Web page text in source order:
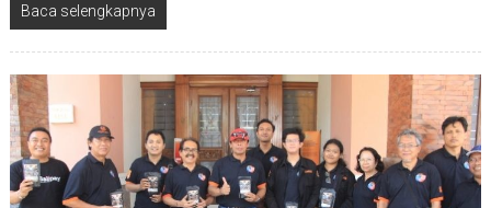
Baca selengkapnya